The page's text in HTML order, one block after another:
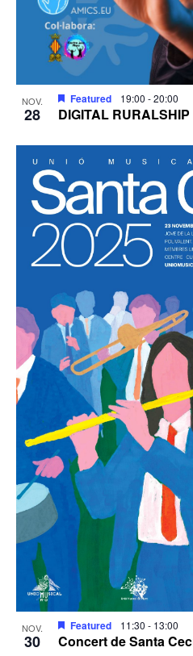
NOV.
28 DIGITAL RURALSHIP
Featured 19:00 -20:00
NOV.
30 Concert de Santa
Featured 11:30 - 13:00